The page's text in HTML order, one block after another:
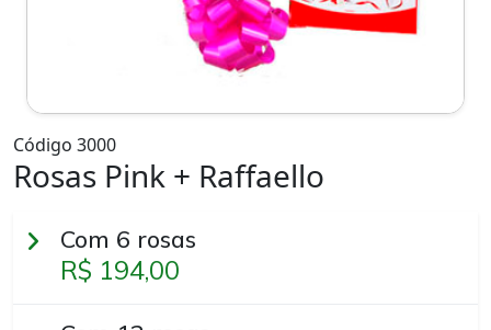
Código 3000
Rosas Pink + Raffaello
Com 6 rosas
R$ 194,00